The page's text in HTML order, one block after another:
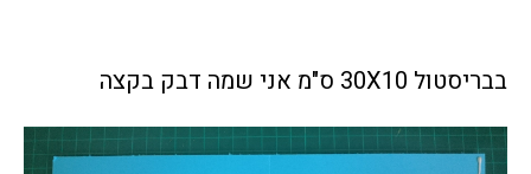
בבריסטול 30X10 ס"מ אני שמה דבק בקצה